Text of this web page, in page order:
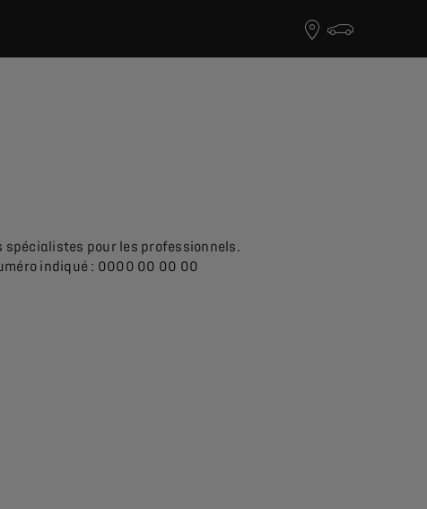
spécialistes pour les professionnels.
indiqué : 0000 00 00 00